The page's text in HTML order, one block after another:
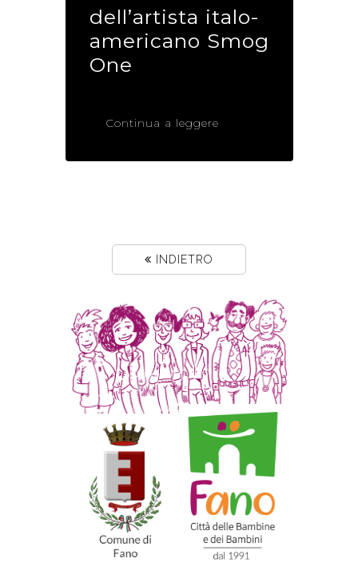
dell’artista italo-
americano Smog
One
Continua a leggere
INDIETRO